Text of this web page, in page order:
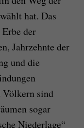
hat. Das
der
Jahrzehnte der
und die
Völkern sind
sogar
Niederlage“